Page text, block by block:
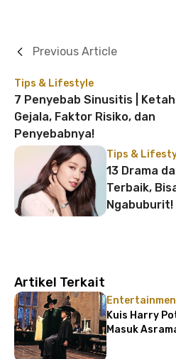
Tips & Lifestyle
7 Penyebab Sinusitis |
Gejala, Faktor Risiko, dan
Penyebabnya!
Previous Article
Tips &
13 Drama
Terbaik,
Ngabuburit!
Artikel Terkait
Kuis Harry
Masuk